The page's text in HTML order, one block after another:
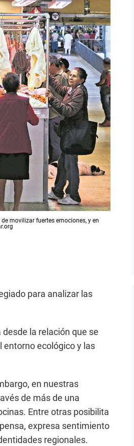
movilizar fuertes emociones, y en
para analizar las
la relación que se
ecológico y las
en nuestras
de más de una
Entre otras posibilita
expresa sentimiento
regionales.